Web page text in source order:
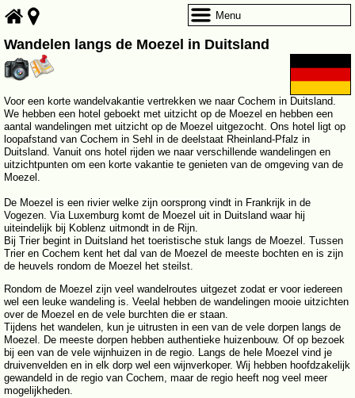
Wandelen langs de Moezel in Duitsland
Voor een korte wandelvakantie vertrekken we naar Cochem in Duitsland.
We hebben een hotel geboekt met uitzicht op de Moezel en hebben een
aantal wandelingen met uitzicht op de Moezel uitgezocht. Ons hotel ligt op
loopafstand van Cochem in Sehl in de deelstaat Rheinland-Pfalz in
Duitsland. Vanuit ons hotel rijden we naar verschillende wandelingen en
uitzichtpunten om een korte vakantie te genieten van de omgeving van de
Moezel.
De Moezel is een rivier welke zijn oorsprong vindt in Frankrijk in de
Vogezen. Via Luxemburg komt de Moezel uit in Duitsland waar hij
uiteindelijk bij Koblenz uitmondt in de Rijn.
Bij Trier begint in Duitsland het toeristische stuk langs de Moezel. Tussen
Trier en Cochem kent het dal van de Moezel de meeste bochten en is zijn
de heuvels rondom de Moezel het steilst.
Rondom de Moezel zijn veel wandelroutes uitgezet zodat er voor iedereen
wel een leuke wandeling is. Veelal hebben de wandelingen mooie uitzichten
over de Moezel en de vele burchten die er staan.
Tijdens het wandelen, kun je uitrusten in een van de vele dorpen langs de
Moezel. De meeste dorpen hebben authentieke huizenbouw. Of op bezoek
bij een van de vele wijnhuizen in de regio. Langs de hele Moezel vind je
druivenvelden en in elk dorp wel een wijnverkoper. Wij hebben hoofdzakelijk
gewandeld in de regio van Cochem, maar de regio heeft nog veel meer
mogelijkheden.
Menu